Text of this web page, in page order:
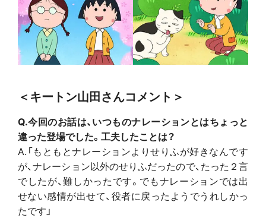
＜キートン山田さんコメント＞
Q.今回のお話は、いつものナレーションとはちょっと
違った登場でした。工夫したことは？
A.「もともとナレーションよりせりふが好きなんです
が、ナレーション以外のせりふだったので、たった２言
でしたが、難しかったです。でもナレーションでは出
せない感情が出せて、役者に戻ったようでうれしかっ
たです」